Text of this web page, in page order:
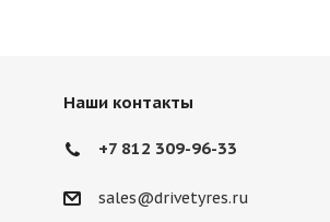
Наши контакты
+7 812 309-96-33
sales@drivetyres.ru